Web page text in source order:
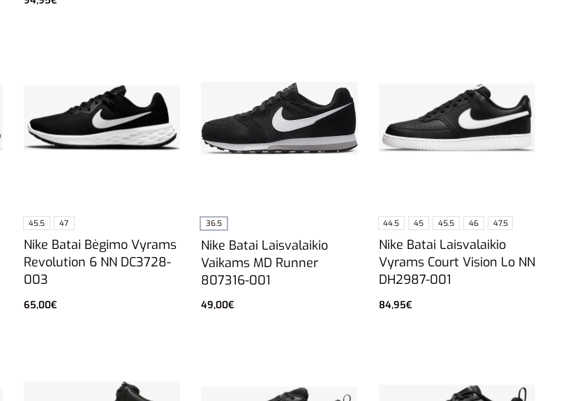
45.5 47
Nike Batai Bėgimo Vyrams
Revolution 6 NN DC3728-
003
65,00€
36.5
Nike Batai Laisvalaikio
Vaikams MD Runner
807316-001
49,00€
44.5 45 45.5 46 47.5
Nike Batai Laisvalaikio
Vyrams Court Vision Lo NN
DH2987-001
84,95€